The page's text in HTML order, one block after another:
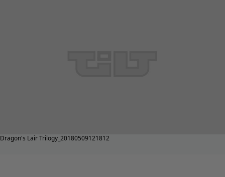
Dragon's Lair Trilogy_20180509121812